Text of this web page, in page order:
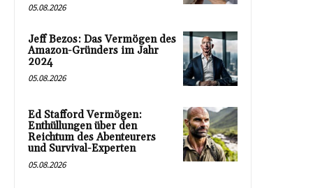
05.08.2026
Jeff Bezos: Das Vermögen des
Amazon-Gründers im Jahr
2024
05.08.2026
Ed Stafford Vermögen:
Enthüllungen über den
Reichtum des Abenteurers
und Survival-Experten
05.08.2026